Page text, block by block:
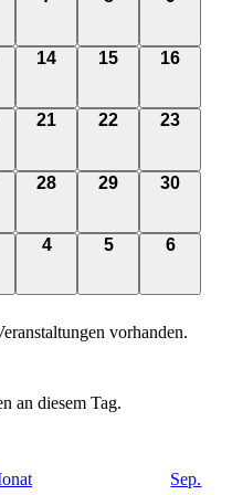
0
14
0
15
0
16
0
21
0
22
0
23
0
28
0
29
0
30
0
4
0
5
0
6
vorhanden.
an diesem Tag.
Sep.